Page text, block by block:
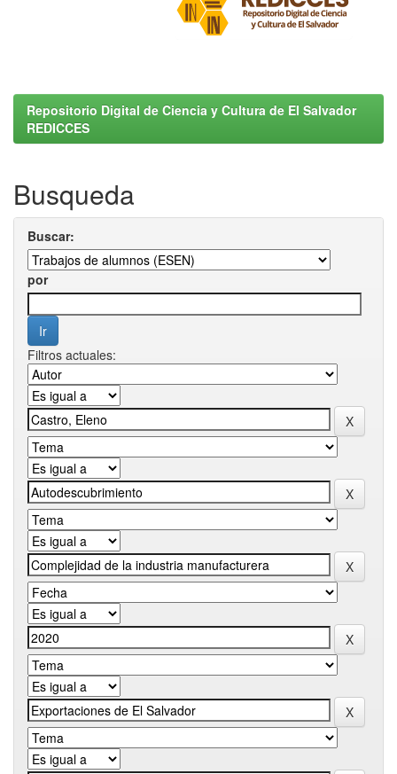
Repositorio Digital de Ciencia y Cultura de El Salvador
REDICCES
Busqueda
Buscar:
por
Filtros actuales: